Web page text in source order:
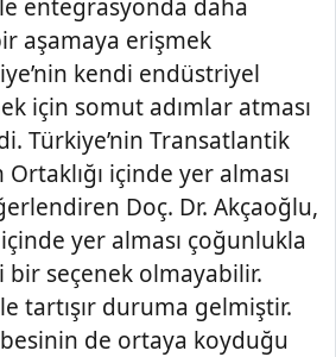
entegrasyonda daha
aşamaya erişmek
kendi endüstriyel
için somut adımlar atması
Türkiye’nin Transatlantik
Ortaklığı içinde yer alması
Doç. Dr. Akçaoğlu,
içinde yer alması çoğunlukla
seçenek olmayabilir.
tartışır duruma gelmiştir.
de ortaya koyduğu